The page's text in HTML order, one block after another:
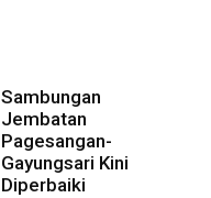
Sambungan
Jembatan
Pagesangan-
Gayungsari Kini
Diperbaiki